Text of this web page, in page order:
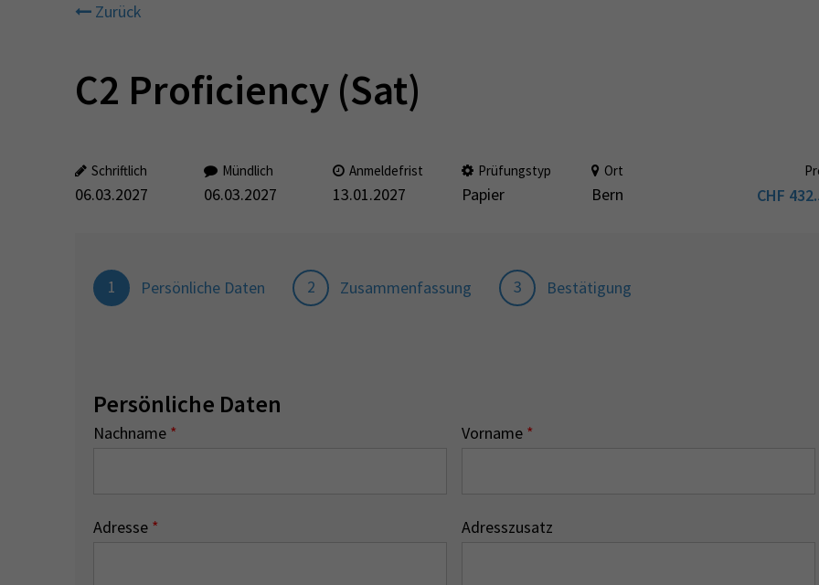
Zurück
C2 Proficiency (Sat)
Schriftlich
06.03.2027
Mündlich
06.03.2027
Anmeldefrist
13.01.2027
Prüfungstyp
Papier
Ort
Bern CHF
1 Persönliche Daten 2 Zusammenfassung 3 Bestätigung
Persönliche Daten
Nachname * Vorname *
Adresse * Adresszusatz